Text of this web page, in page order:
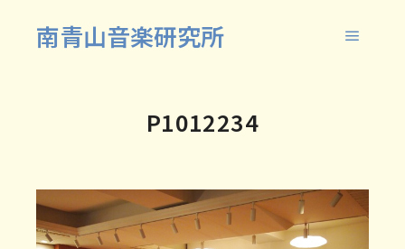
南青山音楽研究所
P1012234